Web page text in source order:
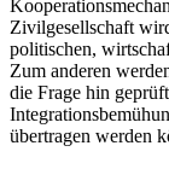
Zivilgesellschaft
politischen,
Zum anderen
die Frage hin
übertragen werden